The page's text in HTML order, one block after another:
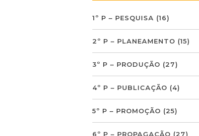
1º P – PESQUISA (16)
2º P – PLANEAMENTO (15)
3º P – PRODUÇÃO (27)
4º P – PUBLICAÇÃO (4)
5º P – PROMOÇÃO (25)
6º P – PROPAGAÇÃO (27)